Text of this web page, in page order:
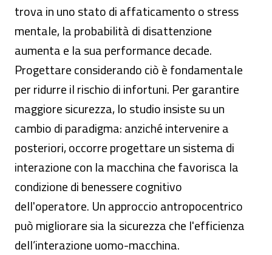
trova in uno stato di affaticamento o stress
mentale, la probabilità di disattenzione
aumenta e la sua performance decade.
Progettare considerando ciò è fondamentale
per ridurre il rischio di infortuni. Per garantire
maggiore sicurezza, lo studio insiste su un
cambio di paradigma: anziché intervenire a
posteriori, occorre progettare un sistema di
interazione con la macchina che favorisca la
condizione di benessere cognitivo
dell'operatore. Un approccio antropocentrico
può migliorare sia la sicurezza che l'efficienza
dell’interazione uomo-macchina.